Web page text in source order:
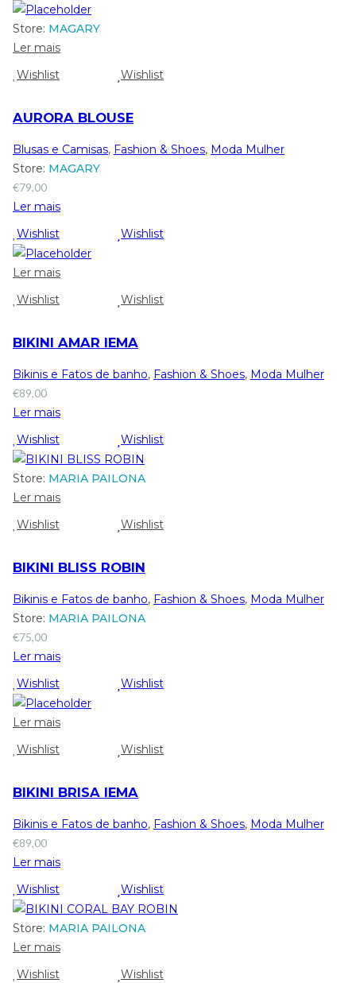
Store: MAGARY
Ler mais
Wishlist
Wishlist
AURORA BLOUSE
Blusas e Camisas, Fashion & Shoes, Moda Mulher
Store: MAGARY
€79,00
Ler mais
Wishlist
Wishlist
Ler mais
Wishlist
Wishlist
BIKINI AMAR IEMA
Bikinis e Fatos de banho, Fashion & Shoes, Moda Mulher
€89,00
Ler mais
Wishlist
Wishlist
Store: MARIA PAILONA
Ler mais
Wishlist
Wishlist
BIKINI BLISS ROBIN
Bikinis e Fatos de banho, Fashion & Shoes, Moda Mulher
Store: MARIA PAILONA
€75,00
Ler mais
Wishlist
Wishlist
Ler mais
Wishlist
Wishlist
BIKINI BRISA IEMA
Bikinis e Fatos de banho, Fashion & Shoes, Moda Mulher
€89,00
Ler mais
Wishlist
Wishlist
Store: MARIA PAILONA
Ler mais
Wishlist
Wishlist